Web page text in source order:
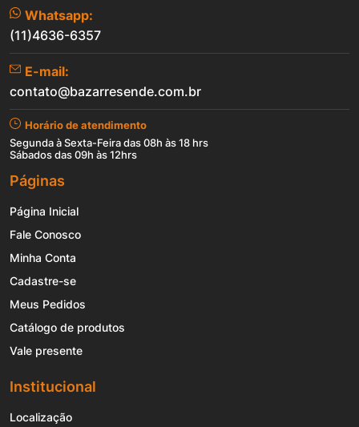
Whatsapp:
(11)4636-6357
E-mail:
contato@bazarresende.com.br
Horário de atendimento
Segunda à Sexta-Feira das 08h às 18 hrs
Sábados das 09h às 12hrs
Páginas
Página Inicial
Fale Conosco
Minha Conta
Cadastre-se
Meus Pedidos
Catálogo de produtos
Vale presente
Institucional
Localização